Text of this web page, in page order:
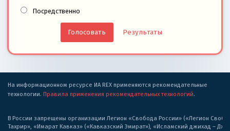
Посредственно
Результаты
На информационном ресурсе ИА REX применяются рекомендательные
технологии. Правила применения рекомендательных технологий.
В России запрещены организации Легион «Свобода России» («Легион
Тахрир», «Имарат Кавказ» («Кавказский Эмират»), «Исламский джихад –